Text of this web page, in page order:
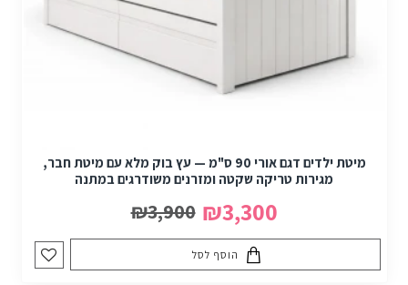
מיטת ילדים דגם אורי 90 ס"מ — עץ בוק מלא עם מיטת חבר,
מגירות טריקה שקטה ומזרנים משודרגים במתנה
₪3,300
₪3,900
הוסף לסל